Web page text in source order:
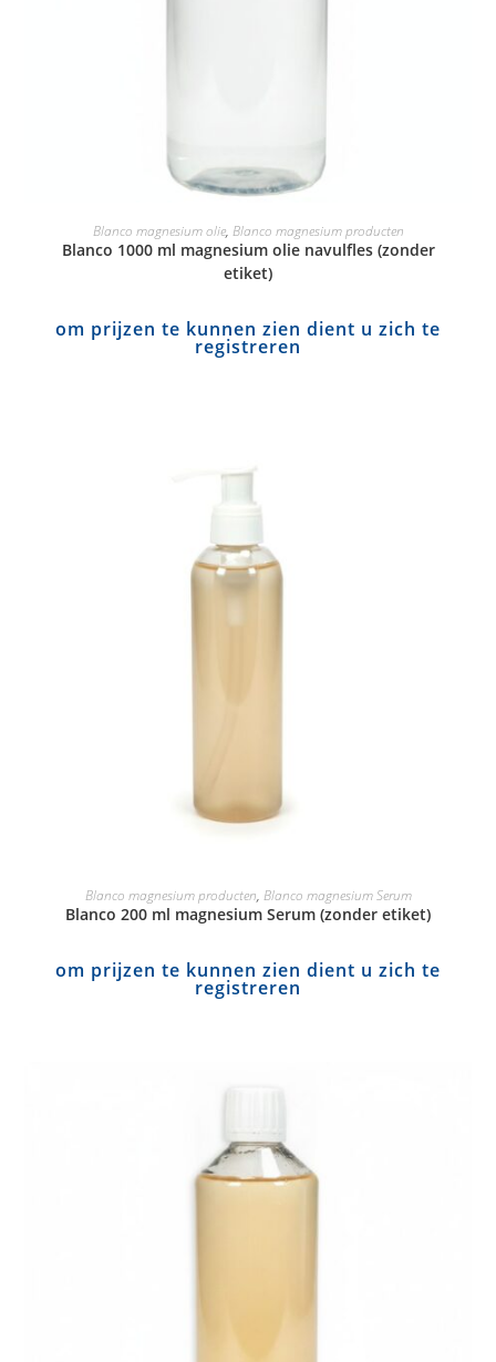
Blanco magnesium olie, Blanco magnesium producten
Blanco 1000 ml magnesium olie navulfles (zonder
etiket)
om prijzen te kunnen zien dient u zich te
registreren
Blanco magnesium producten, Blanco magnesium Serum
Blanco 200 ml magnesium Serum (zonder etiket)
om prijzen te kunnen zien dient u zich te
registreren